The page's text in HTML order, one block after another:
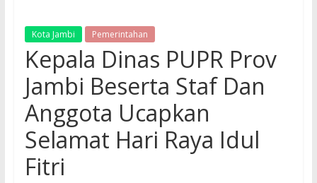
Kota Jambi Pemerintahan
Kepala Dinas PUPR Prov
Jambi Beserta Staf Dan
Anggota Ucapkan
Selamat Hari Raya Idul
Fitri